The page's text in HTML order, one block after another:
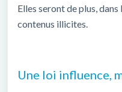
Elles seront de plus,
contenus illicites.
Une loi influence,